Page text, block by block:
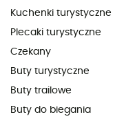
Kuchenki turystyczne
Plecaki turystyczne
Czekany
Buty turystyczne
Buty trailowe
Buty do biegania